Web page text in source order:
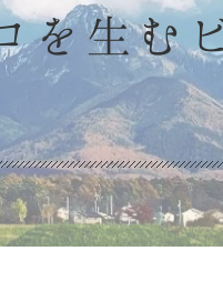
を生む